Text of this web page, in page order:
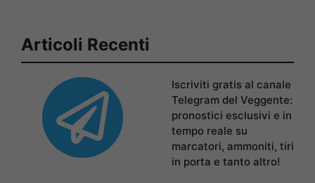
Articoli Recenti
Iscriviti gratis al canale
Telegram del Veggente:
pronostici esclusivi e in
tempo reale su
marcatori, ammoniti, tiri
in porta e tanto altro!